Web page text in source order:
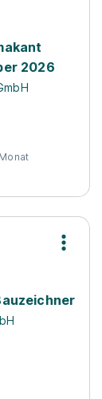
2026